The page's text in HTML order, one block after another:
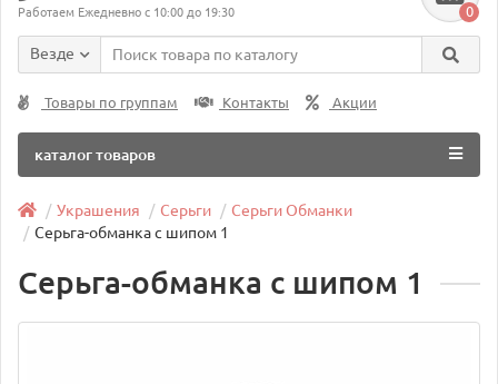
Работаем Ежедневно с 10:00 до 19:30 0
Везде
Товары по группам Контакты Акции
каталог товаров
Украшения Серьги
Серьги Обманки
Серьга-обманка с шипом 1
Серьга-обманка с шипом 1